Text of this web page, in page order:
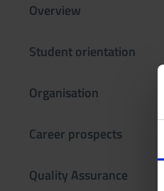
Overview
Student orientation
Organisation
Career prospects
Quality Assurance